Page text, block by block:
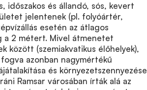
időszakos és állandó, sós, kevert
jelentenek (pl. folyóártér,
esetén az átlagos
a 2 métert. Mivel átmenetet
között (szemiakvatikus élőhelyek),
azonban nagymértékű
és környezetszennyezése
Ramsar városában írták alá az